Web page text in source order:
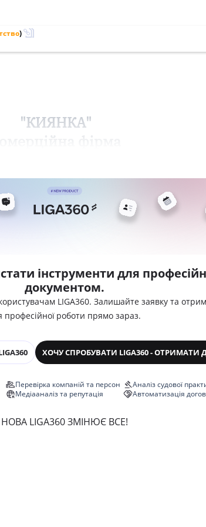
)
"КИЯНКА"
інструменти для
документом.
LIGA360. Залишайте заявку та
професійної роботи прямо зараз.
ХОЧУ СПРОБУВАТИ LIGA360 - ОТРИМАТИ
Перевірка компаній та персон
Медіааналіз та репутація
Аналіз судової
Автоматизація
НОВА LIGA360 ЗМІНЮЄ ВСЕ!